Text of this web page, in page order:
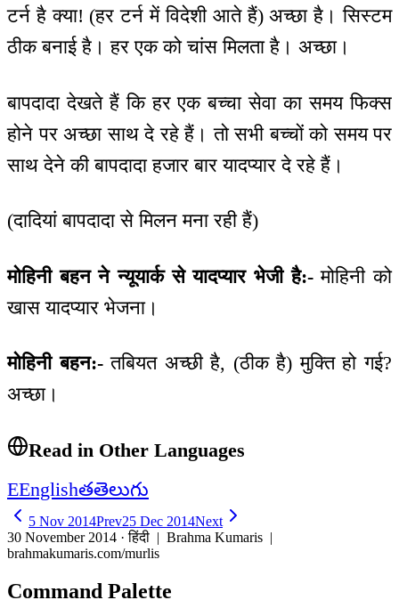
टर्न है क्या! (हर टर्न में विदेशी आते हैं) अच्छा है। सिस्टम
ठीक बनाई है। हर एक को चांस मिलता है। अच्छा।
बापदादा देखते हैं कि हर एक बच्चा सेवा का समय फिक्स
होने पर अच्छा साथ दे रहे हैं। तो सभी बच्चों को समय पर
साथ देने की बापदादा हजार बार यादप्यार दे रहे हैं।
(दादियां बापदादा से मिलन मना रही हैं)
मोहिनी बहन ने न्यूयार्क से यादप्यार भेजी है:-मोहिनी को
खास यादप्यार भेजना।
मोहिनी बहन:-तबियत अच्छी है, (ठीक है) मुक्ति हो गई?
अच्छा।
Read in Other Languages
EEnglishతతెలుగు
5 Nov 2014Prev25 Dec 2014Next
30 November 2014 · हिंदी | Brahma Kumaris |
brahmakumaris.com/murlis
Command Palette